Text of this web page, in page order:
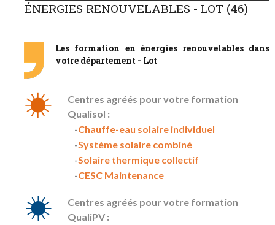
ÉNERGIES RENOUVELABLES - LOT (46)
Les formation en énergies renouvelables dans
votre département - Lot
Centres agréés pour votre formation
Qualisol :
Chauffe-eau solaire individuel
Système solaire combiné
Solaire thermique collectif
CESC Maintenance
Centres agréés pour votre formation
QualiPV :